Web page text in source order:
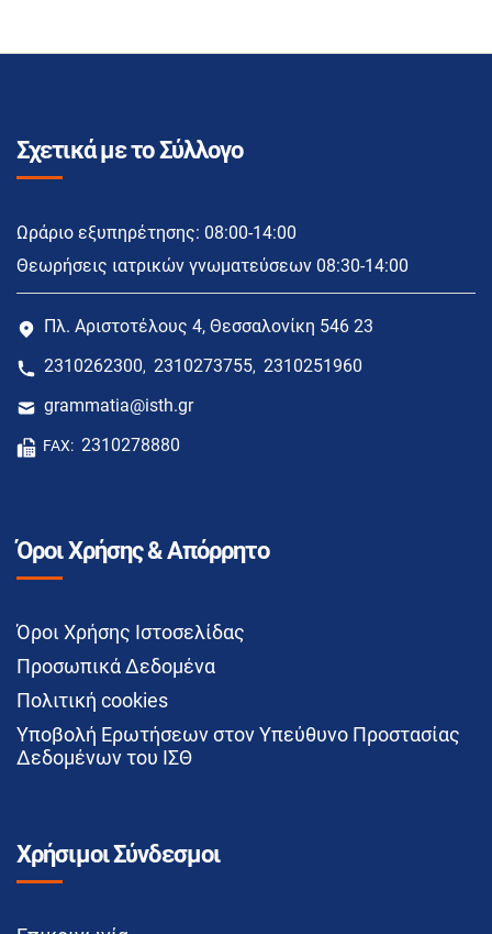
Σχετικά με το Σύλλογο
Ωράριο εξυπηρέτησης: 08:00-14:00
Θεωρήσεις ιατρικών γνωματεύσεων 08:30-14:00
Πλ. Αριστοτέλους 4, Θεσσαλονίκη 546 23
2310262300, 2310273755, 2310251960
grammatia@isth.gr
FAX: 2310278880
Όροι Χρήσης & Απόρρητο
Όροι Χρήσης Ιστοσελίδας
Προσωπικά Δεδομένα
Πολιτική cookies
Υποβολή Ερωτήσεων στον Υπεύθυνο Προστασίας
Δεδομένων του ΙΣΘ
Χρήσιμοι Σύνδεσμοι